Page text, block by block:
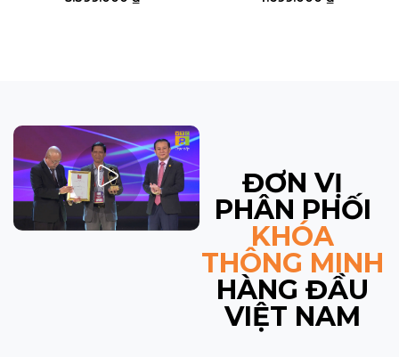
ĐƠN VỊ
PHÂN PHỐI
KHÓA
THÔNG MINH
HÀNG ĐẦU
VIỆT NAM